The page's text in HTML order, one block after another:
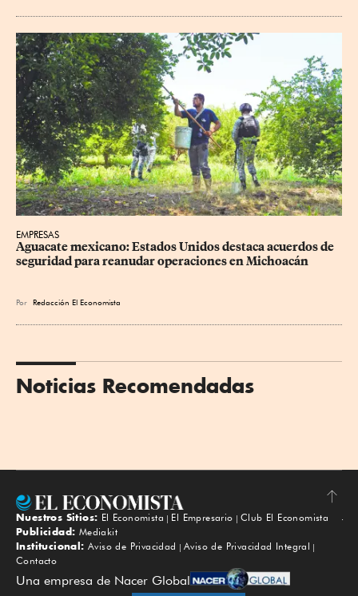
EMPRESAS
Aguacate mexicano: Estados Unidos destaca acuerdos de
seguridad para reanudar operaciones en Michoacán
Por Redacción El Economista
Noticias Recomendadas
Subir
Nuestros Sitios: El Economista El Empresario
Club El Economista
Publicidad: Mediakit
Institucional: Aviso de Privacidad
Aviso de Privacidad Integral
Contacto
Una empresa de Nacer Global